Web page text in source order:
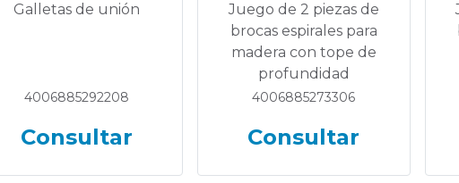
Galletas de unión
4006885292208
Consultar
Juego de 2 piezas de
brocas espirales para
madera con tope de
profundidad
4006885273306
Consultar